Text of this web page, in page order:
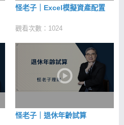
怪老子｜Excel模擬資產配置
觀看次數：1024
怪老子｜退休年齡試算